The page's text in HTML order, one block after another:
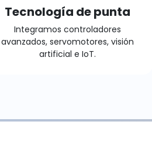
Tecnología de punta
Integramos controladores
avanzados, servomotores, visión
artificial e IoT.